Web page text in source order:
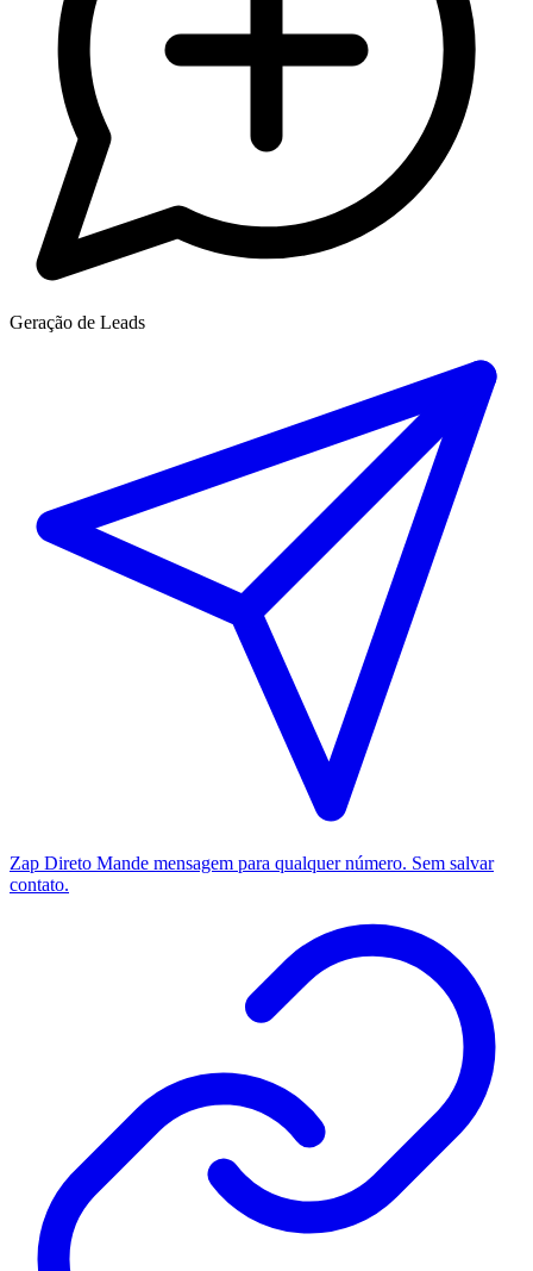
Geração de Leads
Zap Direto Mande mensagem para qualquer número. Sem salvar
contato.